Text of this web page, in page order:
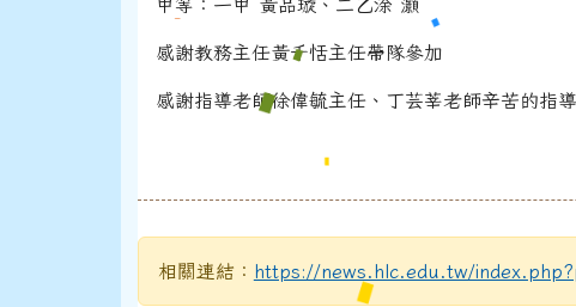
甲等：一甲 黃品璇、二乙涂 灝
感謝教務主任黃千恬主任帶隊參加
感謝指導老師徐偉毓主任、丁芸莘老師辛苦的指導
相關連結： https://news.hlc.edu.tw/